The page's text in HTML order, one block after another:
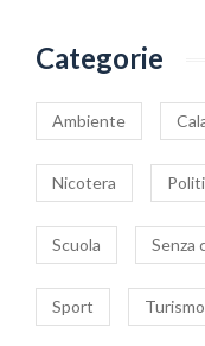
Categorie
Ambiente
Nicotera
Scuola Senza
Sport Turismo